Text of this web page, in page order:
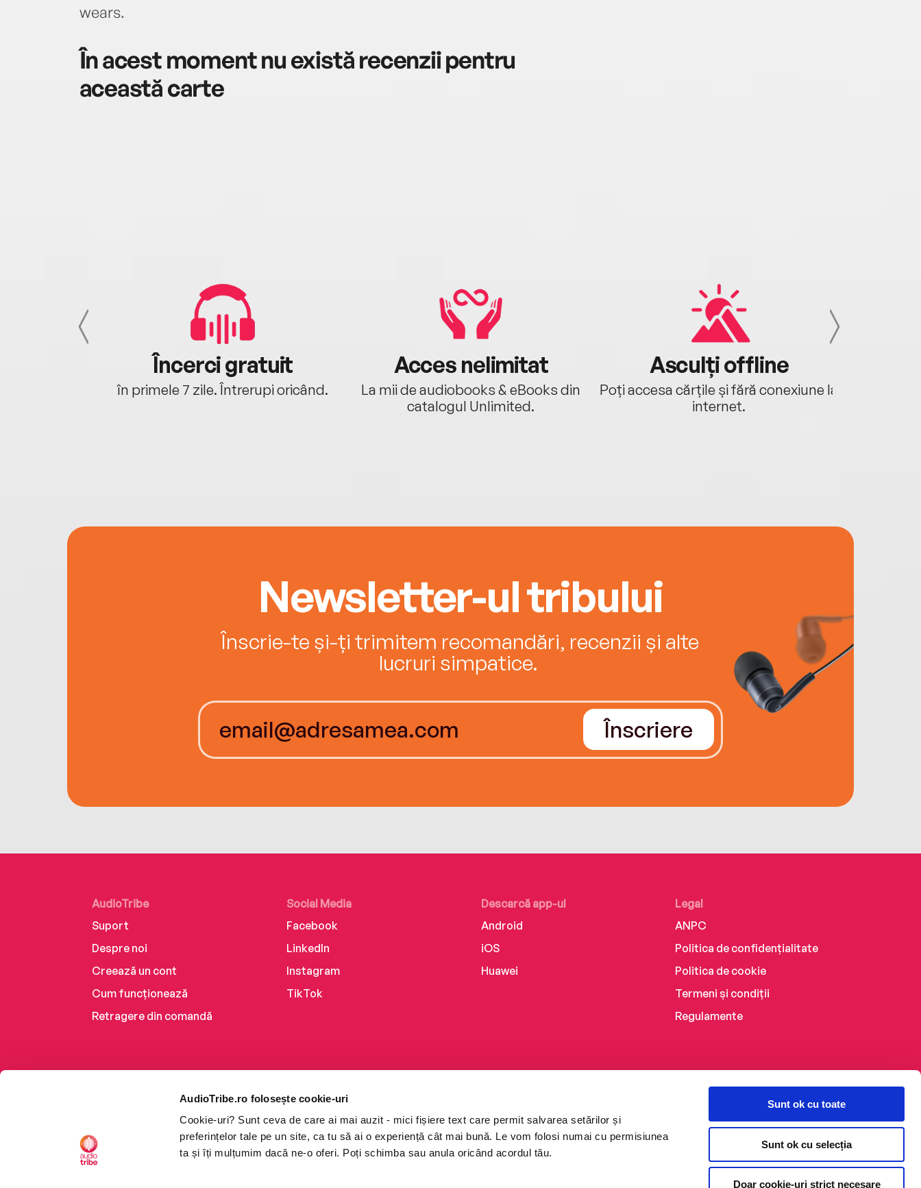
AudioTribe.ro folosește cookie-uri
Cookie-uri? Sunt ceva de care ai mai auzit - mici fișiere text care permit salvarea setărilor și
preferințelor tale pe un site, ca tu să ai o experiență cât mai bună. Le vom folosi numai cu permisiunea
ta și îți mulțumim dacă ne-o oferi. Poți schimba sau anula oricând acordul tău.
Sunt ok cu toate
Sunt ok cu selecția
Doar cookie-uri strict necesare
wears.
În acest moment nu există recenzii pentru
această carte
Încerci gratuit
în primele 7 zile. Întrerupi oricând.
Acces nelimitat
La mii de audiobooks & eBooks din
catalogul Unlimited.
Asculți offline
Poți accesa cărțile și fără conexiune la
internet.
Newsletter-ul tribului
Înscrie-te și-ți trimitem recomandări, recenzii și alte
lucruri simpatice.
Înscriere
AudioTribe
Suport
Despre noi
Creează un cont
Cum funcționează
Retragere din comandă
Social Media
Facebook
LinkedIn
Instagram
TikTok
Descarcă app-ul
Android
iOS
Huawei
Legal
ANPC
Politica de confidențialitate
Politica de cookie
Termeni și condiții
Regulamente